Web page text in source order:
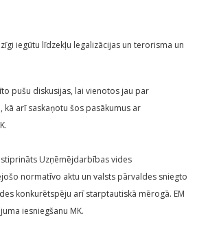
iegūtu līdzekļu legalizācijas un terorisma un
pušu diskusijas, lai vienotos jau par
arī saskaņotu šos pasākumus ar
Uzņēmējdarbības vides
normatīvo aktu un valsts pārvaldes sniegto
konkurētspēju arī starptautiskā mērogā. EM
iesniegšanu MK.